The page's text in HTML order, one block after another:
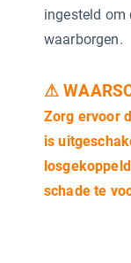
ingesteld om
waarborgen.
⚠
Zorg ervoor
is
schade te